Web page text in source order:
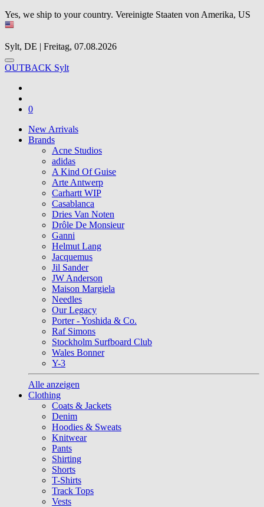
Yes, we ship to your country. Vereinigte Staaten von Amerika, US
Sylt, DE | Freitag, 07.08.2026
OUTBACK Sylt
0
New Arrivals
Brands
Acne Studios
adidas
A Kind Of Guise
Arte Antwerp
Carhartt WIP
Casablanca
Dries Van Noten
Drôle De Monsieur
Ganni
Helmut Lang
Jacquemus
Jil Sander
JW Anderson
Maison Margiela
Needles
Our Legacy
Porter - Yoshida & Co.
Raf Simons
Stockholm Surfboard Club
Wales Bonner
Y-3
Alle anzeigen
Clothing
Coats & Jackets
Denim
Hoodies & Sweats
Knitwear
Pants
Shirting
Shorts
T-Shirts
Track Tops
Vests